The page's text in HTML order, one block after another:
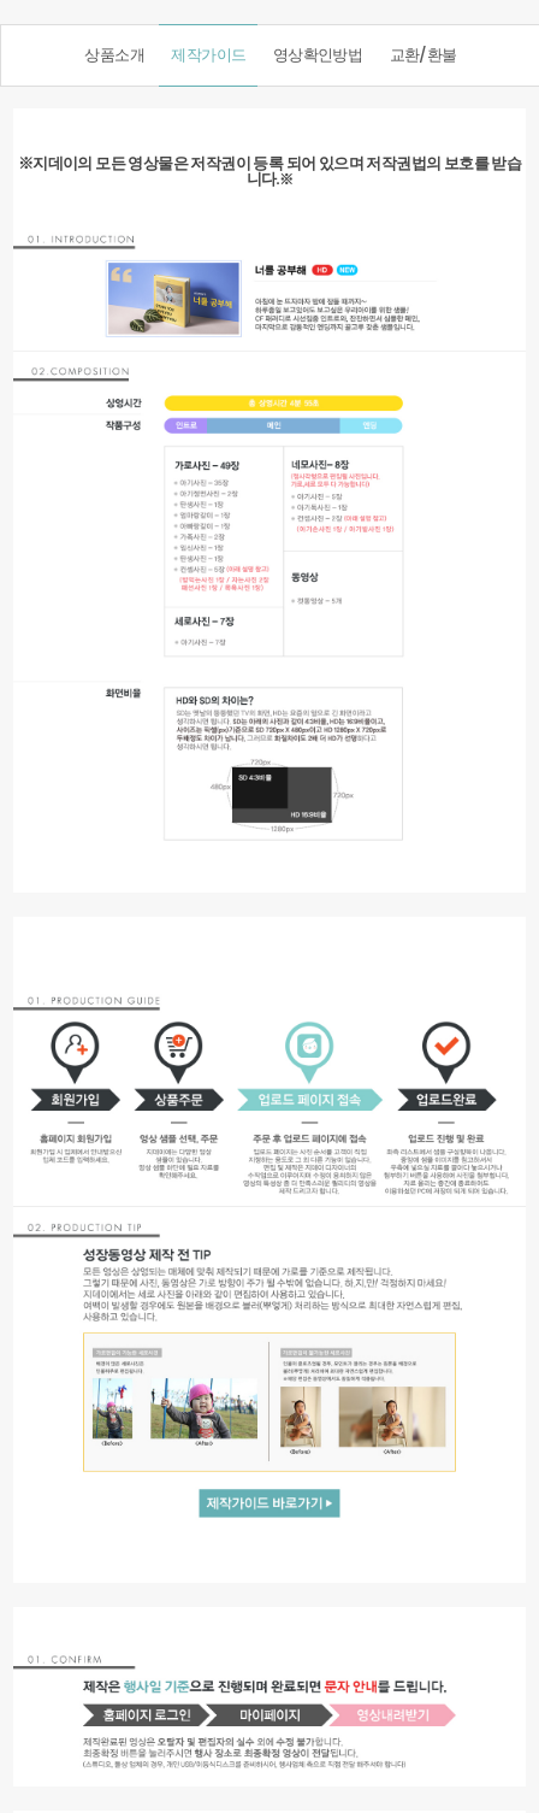
상품소개 제작가이드 영상확인방법 교환/환불
※지데이의 모든 영상물은 저작권이 등록 되어 있으며 저작권법의 보호를 받습
니다.※